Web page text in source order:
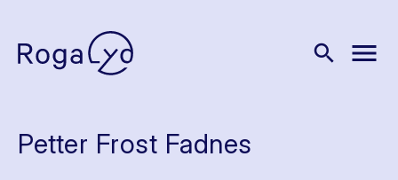
search menu
Petter Frost Fadnes